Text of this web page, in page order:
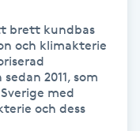
brett kundbas
och klimakterie
2011, som
med
och dess